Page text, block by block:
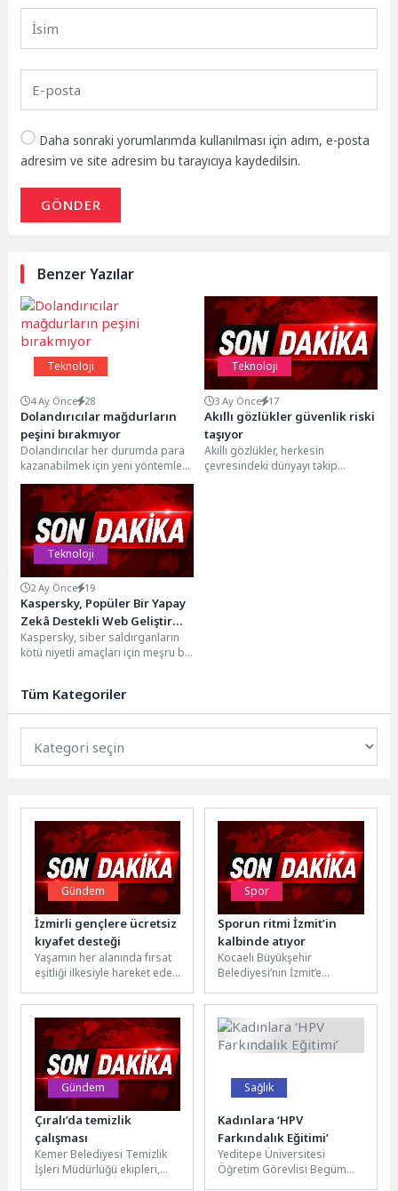
Daha sonraki yorumlarımda kullanılması için adım, e-posta
adresim ve site adresim bu tarayıcıya kaydedilsin.
GÖNDER
Benzer Yazılar
Teknoloji
4 Ay Önce 28
Dolandırıcılar mağdurların
peşini bırakmıyor
Dolandırıcılar her durumda para
kazanabilmek için yeni yöntemler
deniyorlar, fırsatları kovalıyorlar.
Israrcı bir yapıya sahip...
Teknoloji
3 Ay Önce 17
Akıllı gözlükler güvenlik riski
taşıyor
Akıllı gözlükler, herkesin
çevresindeki dünyayı takip
Teknoloji
2 Ay Önce 19
Kaspersky, Popüler Bir Yapay
Zekâ Destekli Web Geliştirme
Platformunu Hedef Alan Yeni
Bir Kurumsal Kimlik Avı
Kaspersky, siber saldırganların
kötü niyetli amaçları için meşru bir
Tüm Kategoriler
Gündem
İzmirli gençlere ücretsiz
kıyafet desteği
Yaşamın her alanında fırsat
eşitliği ilkesiyle hareket eden
öğrencilerin mezuniyet
sevincine de...
Spor
Sporun ritmi İzmit’in
kalbinde atıyor
Kocaeli Büyükşehir
Belediyesi’nin İzmit’e
Meydanı, yalnızca vakit
geçirilen bir alan değil;
sporun,...
Gündem
Çıralı’da temizlik
çalışması
Kemer Belediyesi Temizlik
İşleri Müdürlüğü ekipleri,
Sağlık
Kadınlara ‘HPV
Farkındalık Eğitimi’
Yeditepe Üniversitesi
Öğretim Görevlisi Begüm